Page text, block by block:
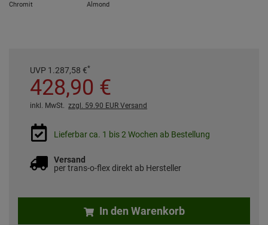
Chromit Almond
UVP 1.287,58 €*
428,90 €
inkl. MwSt. zzgl. 59.90 EUR Versand
Lieferbar ca. 1 bis 2 Wochen ab Bestellung
Versand
per trans-o-flex direkt ab Hersteller
In den Warenkorb